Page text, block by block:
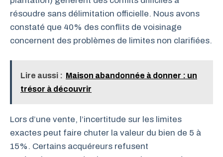
résoudre sans délimitation officielle. Nous avons
constaté que 40% des conflits de voisinage
concernent des problèmes de limites non clarifiées.
Lire aussi : Maison abandonnée à donner : un
trésor à découvrir
Lors d’une vente, l’incertitude sur les limites
exactes peut faire chuter la valeur du bien de 5 à
15%. Certains acquéreurs refusent